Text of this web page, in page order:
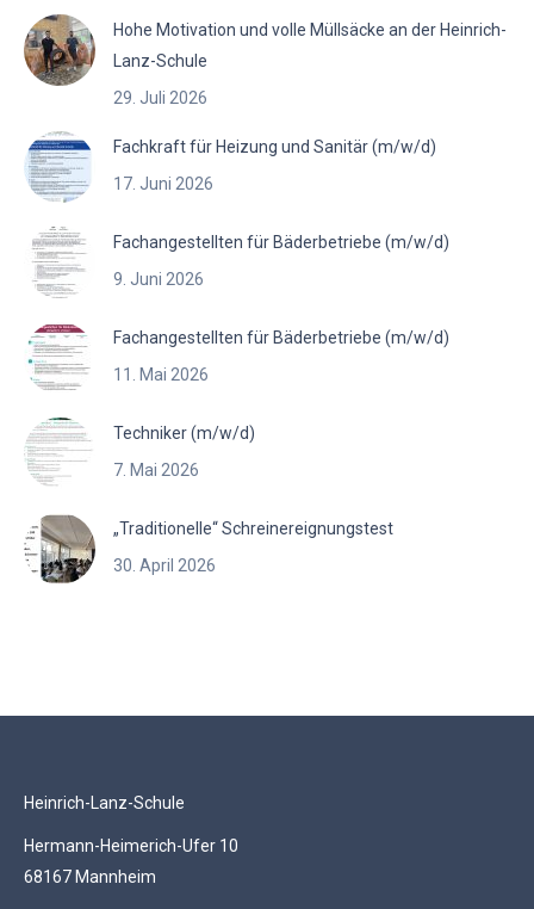
Hohe Motivation und volle Müllsäcke an der Heinrich-
Lanz-Schule
29. Juli 2026
Fachkraft für Heizung und Sanitär (m/w/d)
17. Juni 2026
Fachangestellten für Bäderbetriebe (m/w/d)
9. Juni 2026
Fachangestellten für Bäderbetriebe (m/w/d)
11. Mai 2026
Techniker (m/w/d)
7. Mai 2026
„Traditionelle“ Schreinereignungstest
30. April 2026
Heinrich-Lanz-Schule
Hermann-Heimerich-Ufer 10
68167 Mannheim